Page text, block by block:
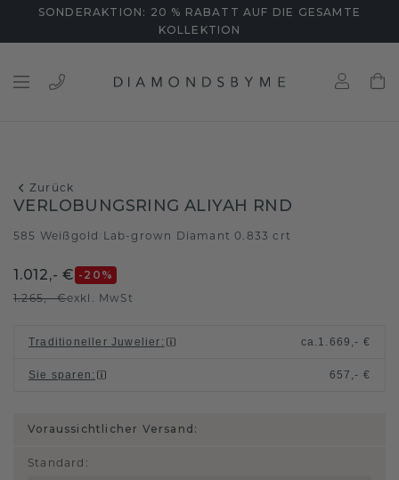
SONDERAKTION: 20 % RABATT AUF DIE GESAMTE
KOLLEKTION
Zurück
VERLOBUNGSRING ALIYAH RND
585 Weißgold Lab-grown Diamant 0.833 crt
1.012,- € -20 %
1.265,- €exkl. MwSt
Traditioneller Juwelier : ca. 1.669,- €
Sie sparen : 657,- €
Voraussichtlicher Versand:
Standard :